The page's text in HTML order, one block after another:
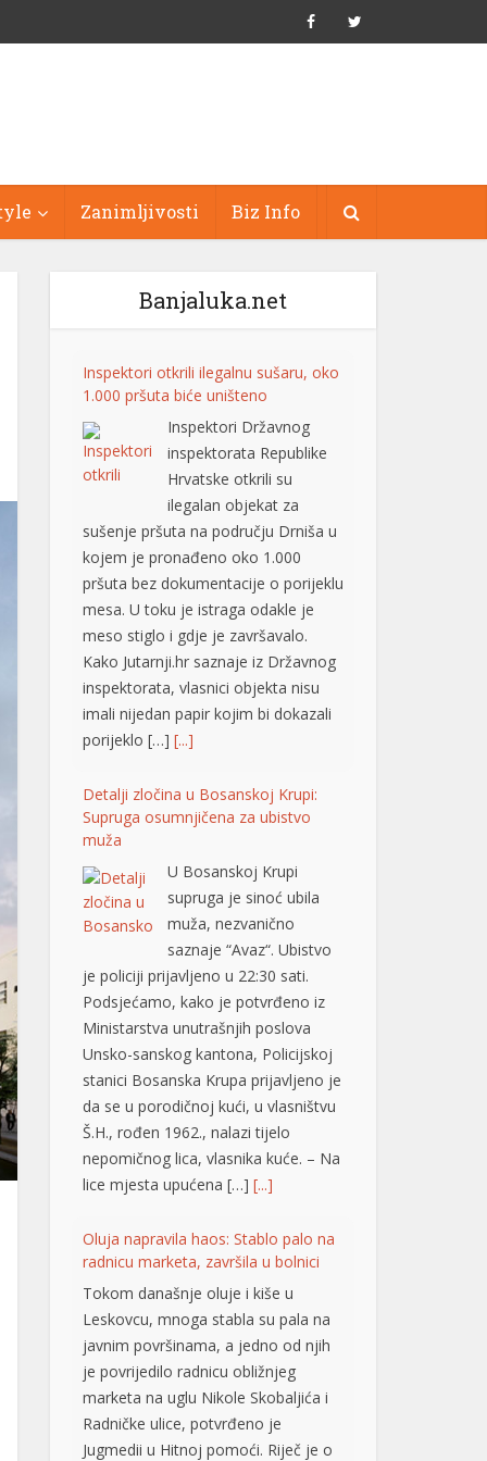
Zanimljivosti Biz Info
Banjaluka.net
Inspektori otkrili ilegalnu sušaru, oko
1.000 pršuta biće uništeno
Inspektori Državnog
inspektorata Republike
Hrvatske otkrili su
ilegalan objekat za
sušenje pršuta na području Drniša u
kojem je pronađeno oko 1.000
pršuta bez dokumentacije o porijeklu
mesa. U toku je istraga odakle je
meso stiglo i gdje je završavalo.
Kako Jutarnji.hr saznaje iz Državnog
inspektorata, vlasnici objekta nisu
imali nijedan papir kojim bi dokazali
porijeklo […] [...]
Detalji zločina u Bosanskoj Krupi:
Supruga osumnjičena za ubistvo
muža
U Bosanskoj Krupi
supruga je sinoć ubila
muža, nezvanično
saznaje “Avaz“. Ubistvo
je policiji prijavljeno u 22:30 sati.
Podsjećamo, kako je potvrđeno iz
Ministarstva unutrašnjih poslova
Unsko-sanskog kantona, Policijskoj
stanici Bosanska Krupa prijavljeno je
da se u porodičnoj kući, u vlasništvu
Š.H., rođen 1962., nalazi tijelo
nepomičnog lica, vlasnika kuće. – Na
lice mjesta upućena […] [...]
Oluja napravila haos: Stablo palo na
radnicu marketa, završila u bolnici
Tokom današnje oluje i kiše u
Leskovcu, mnoga stabla su pala na
javnim površinama, a jedno od njih
je povrijedilo radnicu obližnjeg
marketa na uglu Nikole Skobaljića i
Radničke ulice, potvrđeno je
Jugmedii u Hitnoj pomoći. Riječ je o